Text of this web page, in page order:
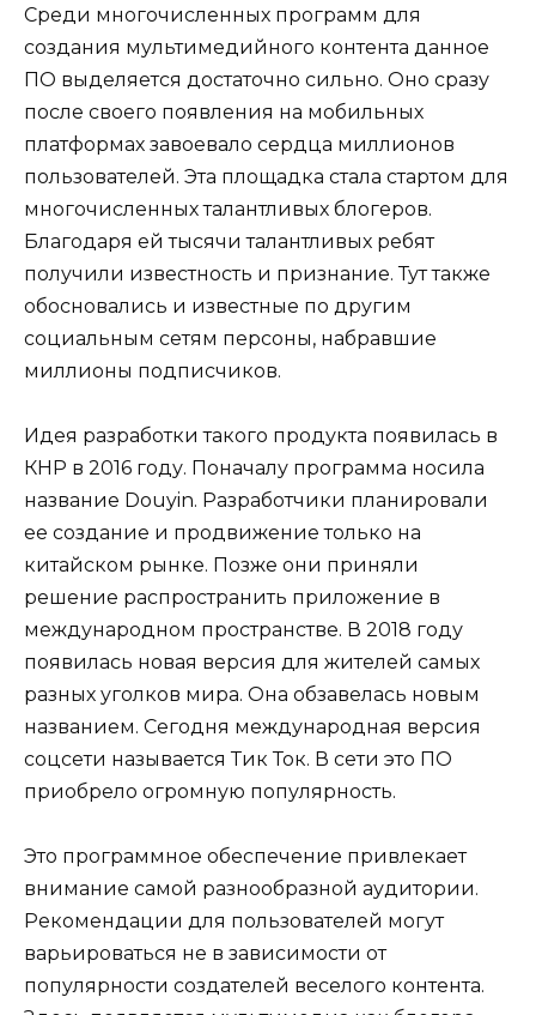
Среди многочисленных программ для
создания мультимедийного контента данное
ПО выделяется достаточно сильно. Оно сразу
после своего появления на мобильных
платформах завоевало сердца миллионов
пользователей. Эта площадка стала стартом для
многочисленных талантливых блогеров.
Благодаря ей тысячи талантливых ребят
получили известность и признание. Тут также
обосновались и известные по другим
социальным сетям персоны, набравшие
миллионы подписчиков.
Идея разработки такого продукта появилась в
КНР в 2016 году. Поначалу программа носила
название Douyin. Разработчики планировали
ее создание и продвижение только на
китайском рынке. Позже они приняли
решение распространить приложение в
международном пространстве. В 2018 году
появилась новая версия для жителей самых
разных уголков мира. Она обзавелась новым
названием. Сегодня международная версия
соцсети называется Тик Ток. В сети это ПО
приобрело огромную популярность.
Это программное обеспечение привлекает
внимание самой разнообразной аудитории.
Рекомендации для пользователей могут
варьироваться не в зависимости от
популярности создателей веселого контента.